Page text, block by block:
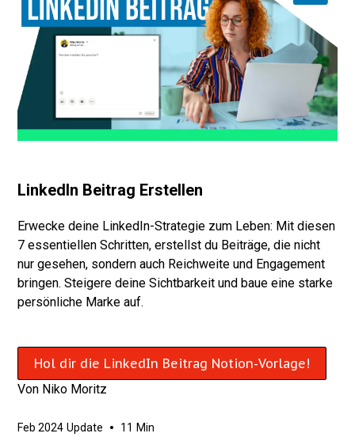
LinkedIn Beitrag Erstellen
Erwecke deine LinkedIn-Strategie zum Leben: Mit diesen
7 essentiellen Schritten, erstellst du Beiträge, die nicht
nur gesehen, sondern auch Reichweite und Engagement
bringen. Steigere deine Sichtbarkeit und baue eine starke
persönliche Marke auf.
Hol dir die LinkedIn Beitrag Notion-Vorlage!
Von Niko Moritz
Feb 2024 Update • 11 Min